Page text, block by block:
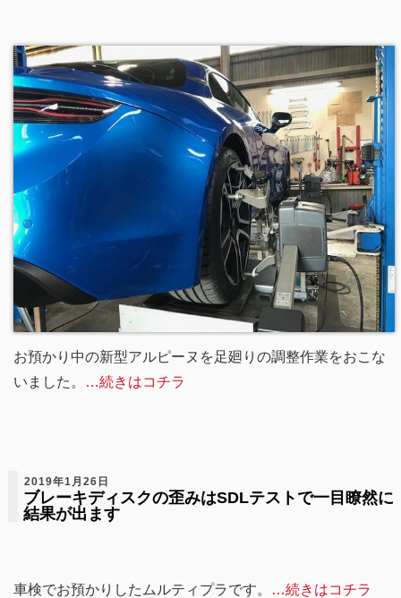
お預かり中の新型アルピーヌを足廻りの調整作業をおこな
いました。
…続きはコチラ
2019年1月26日
ブレーキディスクの歪みはSDLテストで一目瞭然に
結果が出ます
車検でお預かりしたムルティプラです。 …続きはコチラ